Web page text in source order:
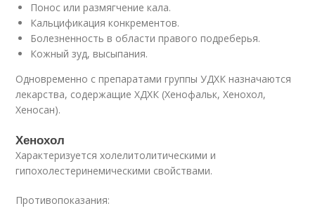
Понос или размягчение кала.
Кальцификация конкрементов.
Болезненность в области правого подреберья.
Кожный зуд, высыпания.
Одновременно с препаратами группы УДХК назначаются
лекарства, содержащие ХДХК (Хенофальк, Хенохол,
Хеносан).
Хенохол
Характеризуется холелитолитическими и
гипохолестеринемическими свойствами.
Противопоказания: